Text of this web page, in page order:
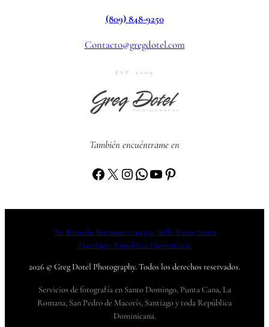
(809) 848-9250
Contacto@gregdotel.com
EST. 2009
También encuéntrame en
Facebook X Instagram WhatsApp YouTube Pinterest
Av. Romulo Betancourt #1354, Bella Vista, Santo
Domingo, República Dominicana
2026 © Greg Dotel Photography. Todos los derechos reservados.
Servicios de fotografía en Santo Domingo, Punta Cana, La
Romana, San Pedro de Macorís, Santiago y toda República
Dominicana.